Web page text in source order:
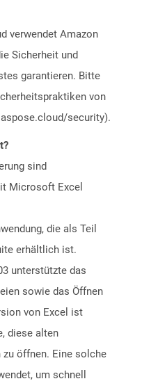
verwendet Amazon
Sicherheit und
garantieren. Bitte
von
security).
sind
Microsoft Excel
die als Teil
erhältlich ist.
unterstützte das
sowie das Öffnen
von Excel ist
diese alten
öffnen. Eine solche
um schnell